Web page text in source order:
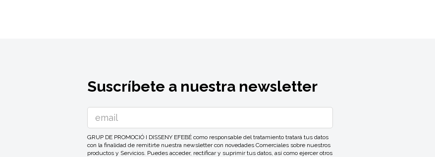
Suscríbete a nuestra newsletter
GRUP DE PROMOCIÓ I DISSENY EFEBÉ como responsable del tratamiento tratará tus datos
con la finalidad de remitirte nuestra newsletter con novedades Comerciales sobre nuestros
productos y Servicios. Puedes acceder, rectificar y suprimir tus datos, así como ejercer otros